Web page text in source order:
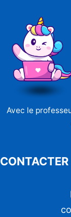
Avec le
CONTACTER